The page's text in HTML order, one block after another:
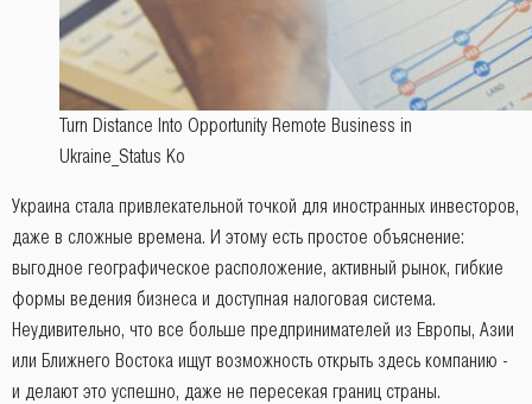
Turn Distance Into Opportunity Remote Business in
Ukraine_Status Ko
Украина стала привлекательной точкой для иностранных инвесторов,
даже в сложные времена. И этому есть простое объяснение:
выгодное географическое расположение, активный рынок, гибкие
формы ведения бизнеса и доступная налоговая система.
Неудивительно, что все больше предпринимателей из Европы, Азии
или Ближнего Востока ищут возможность открыть здесь компанию -
и делают это успешно, даже не пересекая границ страны.